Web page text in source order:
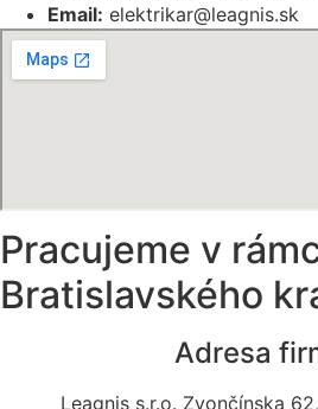
Email: elektrikar@leagnis.sk
Pracujeme v
Bratislavského
Adresa
Leagnis s.r.o. Zvončínska